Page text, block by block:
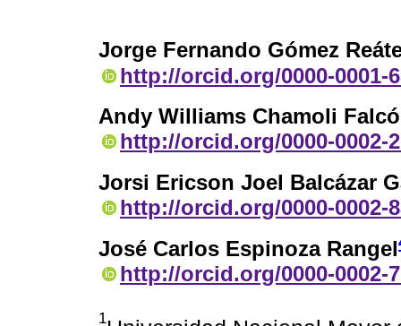
Jorge Fernando Gómez
http://orcid.org/0000-0001-
Andy Williams Chamoli
http://orcid.org/0000-0002-
Jorsi Ericson Joel Balcázar
http://orcid.org/0000-0002-
José Carlos Espinoza Rangel
http://orcid.org/0000-0002-
1